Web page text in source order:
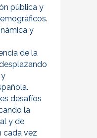
pública y
y
de la
desafíos
la
y de
cada vez